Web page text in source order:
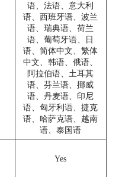
语、法语、意大利
语、西班牙语、波兰
语、瑞典语、荷兰
语、葡萄牙语、日
语、简体中文、繁体
中文、韩语、俄语、
阿拉伯语、土耳其
语、芬兰语、挪威
语、丹麦语、印尼
语、匈牙利语、捷克
语、哈萨克语、越南
语、泰国语
Yes